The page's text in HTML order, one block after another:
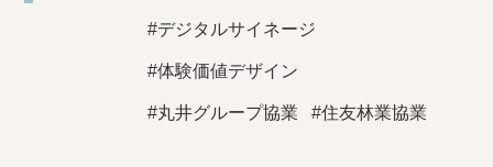
#デジタルサイネージ
#体験価値デザイン
#丸井グループ協業 #住友林業協業